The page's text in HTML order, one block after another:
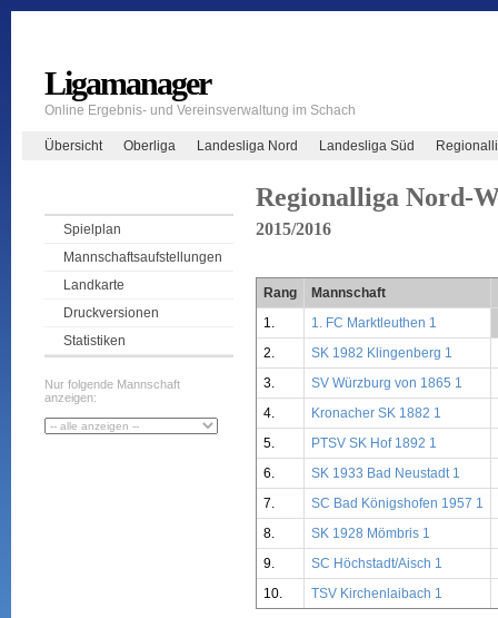
Ligamanager
Online Ergebnis- und Vereinsverwaltung im Schach
Übersicht Oberliga Landesliga Nord Landesliga Süd
Spielplan
Mannschaftsaufstellungen
Landkarte
Druckversionen
Statistiken
Nur folgende Mannschaft
anzeigen:
Regionalliga Nord-
2015/2016
Rang Mannschaft
1.
1. FC Marktleuthen 1
2.
SK 1982 Klingenberg 1
3.
SV Würzburg von 1865 1
4.
Kronacher SK 1882 1
5.
PTSV SK Hof 1892 1
6.
SK 1933 Bad Neustadt 1
7.
SC Bad Königshofen 1957 1
8.
SK 1928 Mömbris 1
9.
SC Höchstadt/Aisch 1
10.
TSV Kirchenlaibach 1